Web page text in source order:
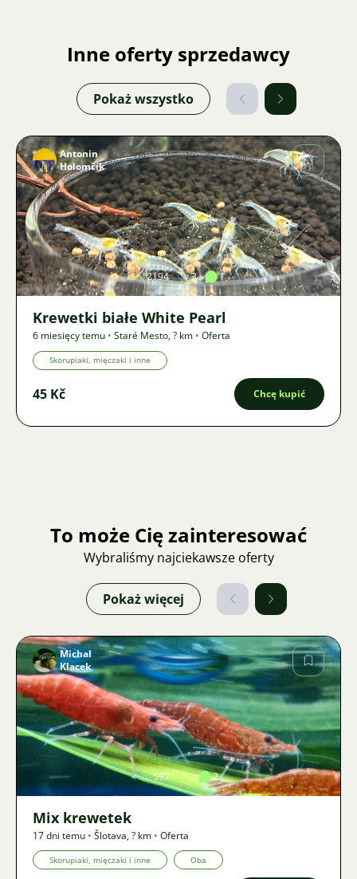
Inne oferty sprzedawcy
Pokaż wszystko
Zdjęcie
Antonin
Holomčík
2194 3 1
Krewetki białe White Pearl
6 miesięcy temu • Staré Mesto,? km • Oferta
Skorupiaki, mięczaki i inne
45 Kč Chcę kupić
To może Cię zainteresować
Wybraliśmy najciekawsze oferty
Pokaż więcej
Zdjęcie
Michal
Klacek
597 2
Mix krewetek
17 dni temu • Šlotava,? km • Oferta
Skorupiaki, mięczaki i inne Oba